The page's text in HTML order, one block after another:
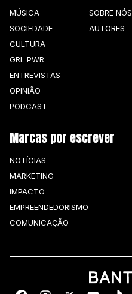
MÚSICA
SOCIEDADE
CULTURA
GRL PWR
ENTREVISTAS
OPINIÃO
PODCAST
SOBRE NÓS
AUTORES
Marcas por escrever
NOTÍCIAS
MARKETING
IMPACTO
EMPREENDEDORISMO
COMUNICAÇÃO